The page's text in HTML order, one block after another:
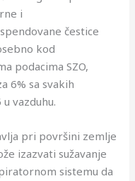
i
čestice
kod
podacima SZO,
6% sa svakih
vazduhu.
pri površini zemlje
izazvati sužavanje
sistemu da